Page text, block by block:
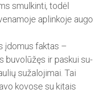
smulkinti, todėl
aplinkoje augo
įdomus faktas –
buvolūžęs ir pas­­kui su­
sužalojimai. Tai
kovose su kitais